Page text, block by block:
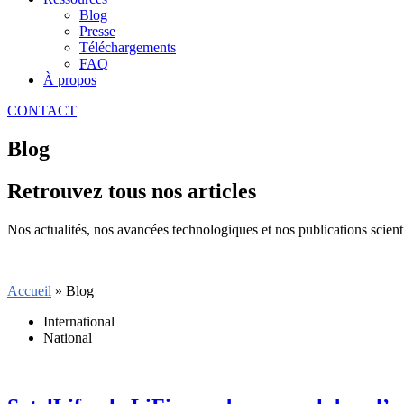
Blog
Presse
Téléchargements
FAQ
À propos
CONTACT
Blog
Retrouvez tous nos articles
Nos actualités, nos avancées technologiques et nos publications
Accueil » Blog
International
National